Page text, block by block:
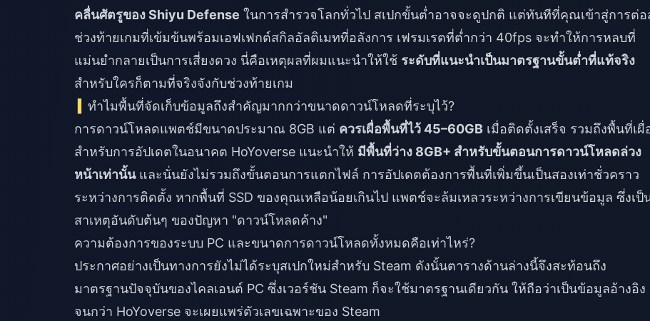
คลื่นศัตรูของ Shiyu Defense ในการสำรวจโลกทั่วไป สเปกขั้นต่ำอาจจะดูปกติ แต่ทันทีที่คุณเข้าสู่การต่อ
ช่วงท้ายเกมที่เข้มข้นพร้อมเอฟเฟกต์สกิลอัลติเมทที่อลังการ เฟรมเรตที่ต่ำกว่า 40fps จะทำให้การหลบที่
แม่นยำกลายเป็นการเสี่ยงดวง นี่คือเหตุผลที่ผมแนะนำให้ใช้ ระดับที่แนะนำเป็นมาตรฐานขั้นต่ำที่แท้จริง
สำหรับใครก็ตามที่จริงจังกับช่วงท้ายเกม
ทำไมพื้นที่จัดเก็บข้อมูลถึงสำคัญมากกว่าขนาดดาวน์โหลดที่ระบุไว้?
การดาวน์โหลดแพตช์มีขนาดประมาณ 8GB แต่ ควรเผื่อพื้นที่ไว้ 45–60GB เมื่อติดตั้งเสร็จ รวมถึงพื้นที่เผื่
สำหรับการอัปเดตในอนาคต HoYoverse แนะนำให้ มีพื้นที่ว่าง 8GB+ สำหรับขั้นตอนการดาวน์โหลดล่วง
หน้าเท่านั้นและนั่นยังไม่รวมถึงขั้นตอนการแตกไฟล์ การอัปเดตต้องการพื้นที่เพิ่มขึ้นเป็นสองเท่าชั่วคราว
ระหว่างการติดตั้ง หากพื้นที่ SSD ของคุณเหลือน้อยเกินไป แพตช์จะล้มเหลวระหว่างการเขียนข้อมูล ซึ่งเป็
สาเหตุอันดับต้นๆ ของปัญหา "ดาวน์โหลดค้าง"
ความต้องการของระบบ PC และขนาดการดาวน์โหลดทั้งหมดคือเท่าไหร่?
ประกาศอย่างเป็นทางการยังไม่ได้ระบุสเปกใหม่สำหรับ Steam ดังนั้นตารางด้านล่างนี้จึงสะท้อนถึง
มาตรฐานปัจจุบันของไคลเอนต์ PC ซึ่งเวอร์ชัน Steam ก็จะใช้มาตรฐานเดียวกัน ให้ถือว่าเป็นข้อมูลอ้างอิง
จนกว่า HoYoverse จะเผยแพร่ตัวเลขเฉพาะของ Steam